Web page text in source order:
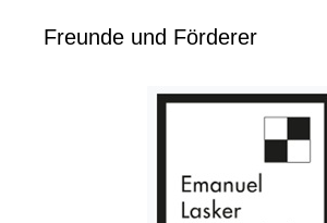
Freunde und Förderer